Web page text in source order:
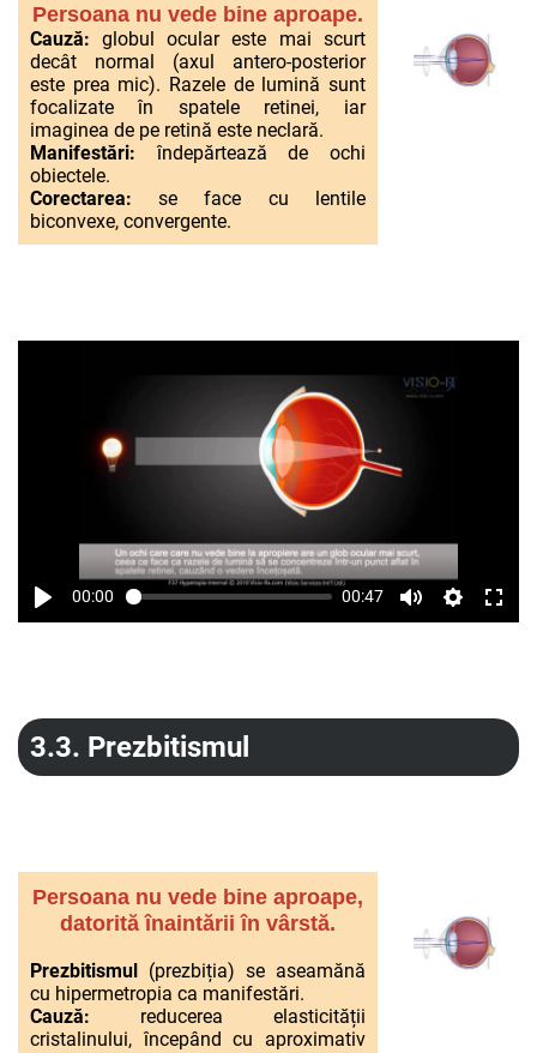
Persoana nu vede bine aproape.
Cauză:globul ocular este mai scurt
decât normal (axul antero-posterior
este prea mic). Razele de lumină sunt
focalizate în spatele retinei, iar
imaginea de pe retină este neclară.
Manifestări: îndepărtează de ochi
obiectele.
Corectarea: se face cu lentile
biconvexe, convergente.
00:00 00:47
3.3. Prezbitismul
Persoana nu vede bine aproape,
datorită înaintării în vârstă.
Prezbitismul (prezbiția) se aseamănă
cu hipermetropia ca manifestări.
Cauză: reducerea elasticității
cristalinului, începând cu aproximativ